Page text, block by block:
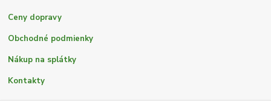
Ceny dopravy
Obchodné podmienky
Nákup na splátky
Kontakty